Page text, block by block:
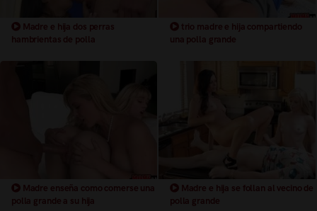
Madre e hija dos perras
hambrientas de polla
trio madre e hija compartiendo
una polla grande
Madre enseña como comerse una
polla grande a su hija
Madre e hija se follan al vecino de
polla grande